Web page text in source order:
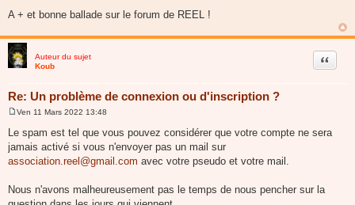
A + et bonne ballade sur le forum de REEL !
Auteur du sujet
Koub
Re: Un problème de connexion ou d'inscription ?
Citer
s
s
g
Ven 11 Mars 2022 13:48
Le spam est tel que vous pouvez considérer que votre compte ne sera
jamais activé si vous n'envoyer pas un mail sur
association.reel@gmail.com avec votre pseudo et votre mail.
Nous n'avons malheureusement pas le temps de nous pencher sur la